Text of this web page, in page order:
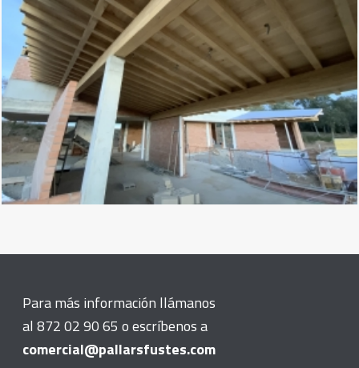
Para más información llámanos
al 872 02 90 65 o escríbenos a
comercial@pallarsfustes.com